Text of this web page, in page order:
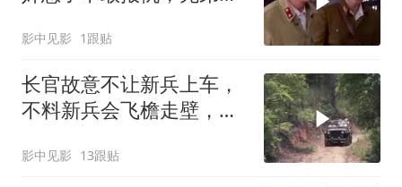
影中见影 1跟贴
长官故意不让新兵上车，
不料新兵会飞檐走壁，场
影中见影 13跟贴